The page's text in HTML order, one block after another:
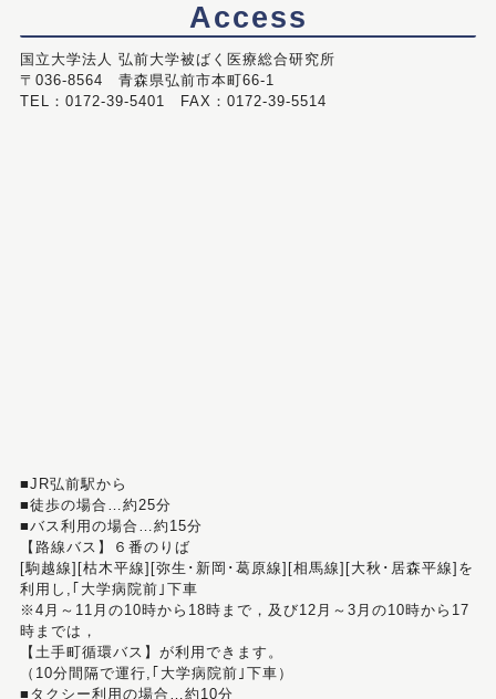
Access
国立大学法人 弘前大学被ばく医療総合研究所
〒036-8564 青森県弘前市本町66-1
TEL：0172-39-5401 FAX：0172-39-5514
■JR弘前駅から
■徒歩の場合…約25分
■バス利用の場合…約15分
【路線バス】６番のりば
[駒越線][枯木平線][弥生･新岡･葛原線][相馬線][大秋･居森平線]を
利用し,｢大学病院前｣下車
※4月～11月の10時から18時まで，及び12月～3月の10時から17
時までは，
【土手町循環バス】が利用できます。
（10分間隔で運行,｢大学病院前｣下車）
■タクシー利用の場合…約10分